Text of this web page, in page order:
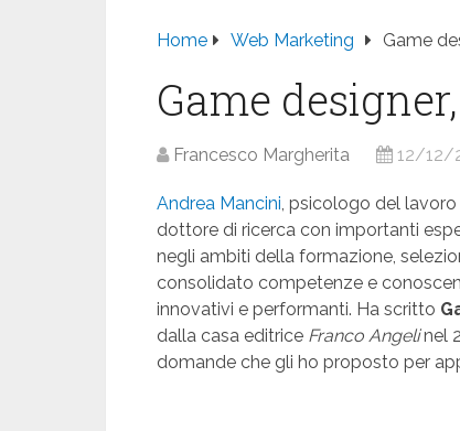
Home Web Marketing Game
Game
Francesco Margherita 12/12/
Andrea Mancini , psicologo del
dottore di ricerca con importanti
negli ambiti della formazione,
consolidato competenze e
innovativi e performanti. Ha scritto
dalla casa editrice Franco Angelinel
domande che gli ho proposto per